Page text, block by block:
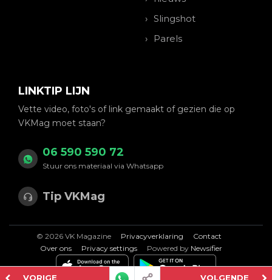
VORIGE VOLGENDE
Slingshot
Parels
LINKTIP LIJN
Vette video, foto's of link gemaakt of gezien die op
VKMag moet staan?
06 590 590 72
Stuur ons materiaal via Whatsapp
Tip VKMag
© 2026 VK Magazine Privacyverklaring
Contact
Over ons
Privacy settings Powered by Newsifier